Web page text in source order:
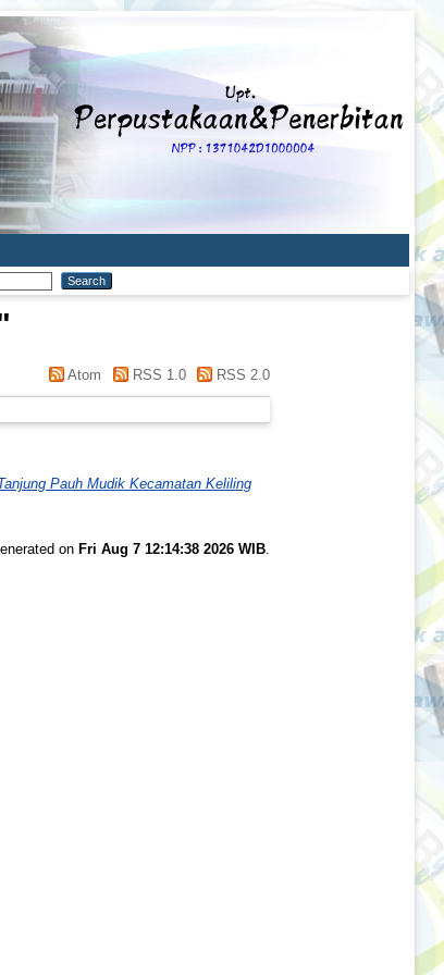
Atom RSS 1.0 RSS 2.0
Pauh Mudik Kecamatan Keliling
on Fri Aug 7 12:14:38 2026 WIB